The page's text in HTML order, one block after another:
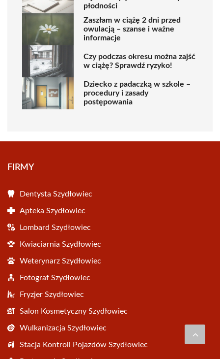
płodności
Zaszłam w ciążę 2 dni przed
owulacją – szanse i ważne
informacje
Czy podczas okresu można zajść
w ciążę? Sprawdź ryzyko!
Dziecko z padaczką w szkole –
procedury i zasady
postępowania
FIRMY
Dentysta Szydłowiec
Apteka Szydłowiec
Lombard Szydłowiec
Kwiaciarnia Szydłowiec
Weterynarz Szydłowiec
Fotograf Szydłowiec
Fryzjer Szydłowiec
Salon Kosmetyczny Szydłowiec
Wulkanizacja Szydłowiec
Stacja Kontroli Pojazdów Szydłowiec